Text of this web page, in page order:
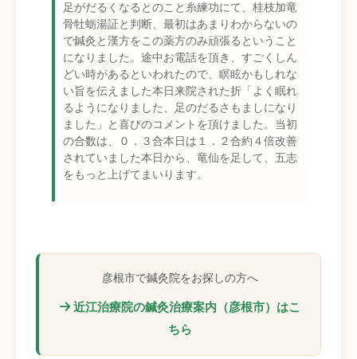
足がだるくなるとのこと糸練功にて、桂枝加竜
骨牡蛎湯証と判断、最初はあまりわからないの
で鍼灸と漢方をこの薬方のみ頑張るということ
になりました。途中お電話を頂き、すごくしん
どい時があるといわれたので、瞑眩かもしれな
い旨を伝えました本日来院された折「よく眠れ
るようになりました、足のだるさもましになり
ました」と喜びのコメントを頂けました。当初
の合数は、０．３合本日は１．２合約４倍改善
されていました本日から、竜仙を足して、五志
をもっと上げてまいります。
彦根市で鍼灸院をお探しの方へ
近江治療院の鍼灸治療案内（彦根市）はこ
ちら